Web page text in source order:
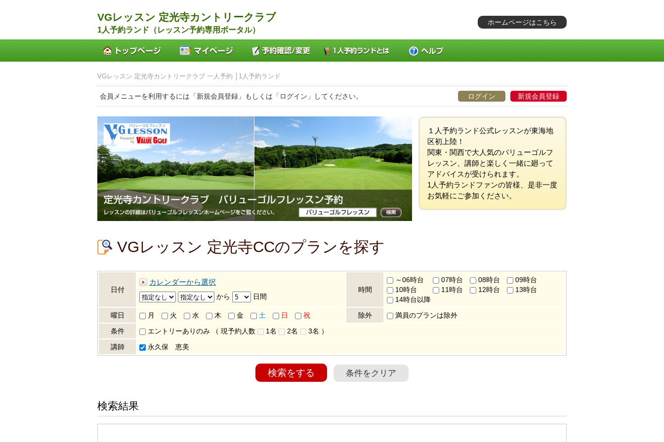
VGレッスン 定光寺カントリークラブ
1人予約ランド（レッスン予約専用ポータル）
ホームページはこちら
VGレッスン 定光寺カントリークラブ 一人予約 │1人予約ランド
会員メニューを利用するには「新規会員登録」もしくは「ログイン」してください。 新規会員登録
ログイン
１人予約ランド公式レッスンが東海地
区初上陸！
関東・関西で大人気のバリューゴルフ
レッスン、講師と楽しく一緒に廻って
アドバイスが受けられます。
1人予約ランドファンの皆様、是非一度
お気軽にご参加ください。
VGレッスン 定光寺CCのプランを探す
日付
カレンダーから選択
から
日間
時間
～06時台 07時台 08時台
09時台
10時台
11時台 12時台
13時台
14時台以降
曜日
月 火 水 木 金 土 日 祝 除外
満員のプランは除外
条件
エントリーありのみ （ 現予約人数 1名 2名 3名 ）
講師
永久保 恵美
検索をする 条件をクリア
検索結果